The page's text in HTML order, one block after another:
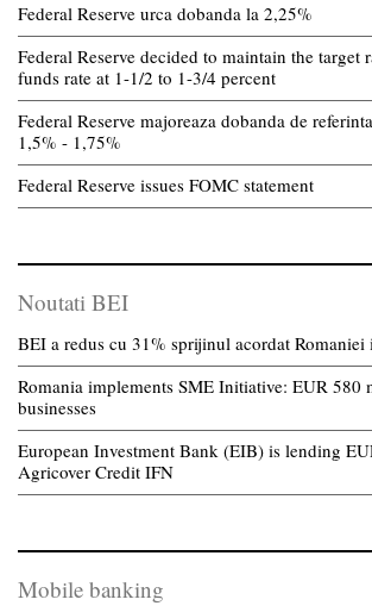
Federal Reserve urca dobanda la 2,25%
Federal Reserve decided to maintain the target
funds rate at 1-1/2 to 1-3/4 percent
Federal Reserve majoreaza dobanda de
1,5% - 1,75%
Federal Reserve issues FOMC statement
Noutati BEI
BEI a redus cu 31% sprijinul acordat Romaniei
Romania implements SME Initiative: EUR 580
businesses
European Investment Bank (EIB) is lending
Agricover Credit IFN
Mobile banking